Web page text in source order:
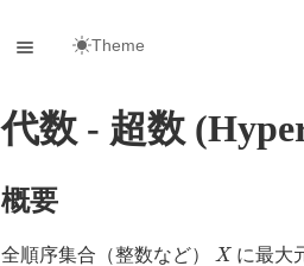
Theme
代数 - 超数
概要
全順序集合（整数など） X に最大